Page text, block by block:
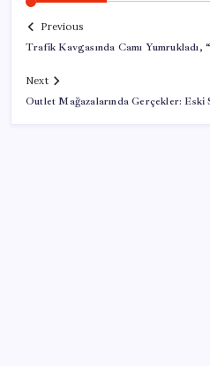
Previous
Trafik Kavgasında Camı
Next
Outlet Mağazalarında Gerçekler: